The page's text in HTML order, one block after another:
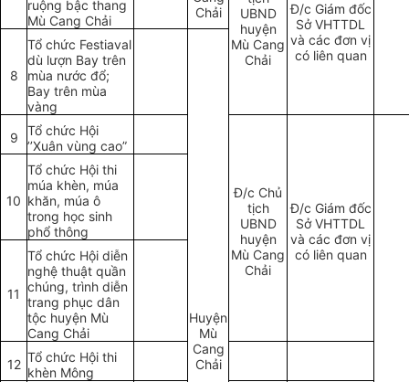
ruộng bậc thang
Mù Cang Chải
Chải
UBND
huyện
Mù Cang
Chải
Đ/c Giám đốc
Sở VHTTDL
và các đơn vị
có liên quan
8
Tổ chức Festiaval
dù lượn Bay trên
mùa nước đổ;
Bay trên mùa
vàng
Huyện
Mù
Cang
Chải
9
Tổ chức Hội
’’Xuân vùng cao”
Đ/c Chủ
tịch
UBND
huyện
Mù Cang
Chải
Đ/c Giám đốc
Sở VHTTDL
và các đơn vị
có liên quan
10
Tổ chức Hội thi
múa khèn, múa
khăn, múa ô
trong học sinh
phổ thông
11
Tổ chức Hội diễn
nghệ thuật quần
chúng, trình diễn
trang phục dân
tộc huyện Mù
Cang Chải
12 Tổ chức Hội thi
khèn Mông